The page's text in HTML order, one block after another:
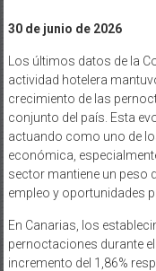
30 de junio de 2026
Los últimos datos de la
actividad hotelera
crecimiento de las
conjunto del país. Esta
actuando como uno de
económica,
sector mantiene un peso
empleo y oportunidades
En Canarias, los
pernoctaciones durante
incremento del 1,86%